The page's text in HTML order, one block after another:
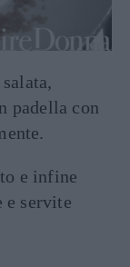
padella con
e infine
e servite